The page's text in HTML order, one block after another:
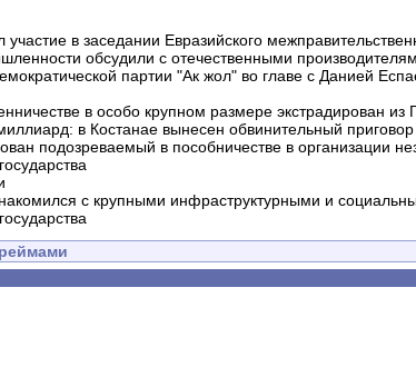
в заседании Евразийского
обсудили с отечественными
партии "Ак жол" во главе с Данией
в особо крупном размере экстрадирован из
в Костанае вынесен обвинительный приговор
подозреваемый в пособничестве в организации
с крупными инфраструктурными и